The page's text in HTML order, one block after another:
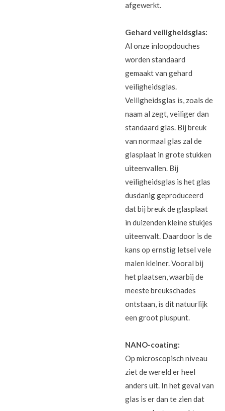
afgewerkt.
Gehard veiligheidsglas:
Al onze inloopdouches
worden standaard
gemaakt van gehard
veiligheidsglas.
Veiligheidsglas is, zoals de
naam al zegt, veiliger dan
standaard glas. Bij breuk
van normaal glas zal de
glasplaat in grote stukken
uiteenvallen. Bij
veiligheidsglas is het glas
dusdanig geproduceerd
dat bij breuk de glasplaat
in duizenden kleine stukjes
uiteenvalt. Daardoor is de
kans op ernstig letsel vele
malen kleiner. Vooral bij
het plaatsen, waarbij de
meeste breukschades
ontstaan, is dit natuurlijk
een groot pluspunt.
NANO-coating:
Op microscopisch niveau
ziet de wereld er heel
anders uit. In het geval van
glas is er dan te zien dat